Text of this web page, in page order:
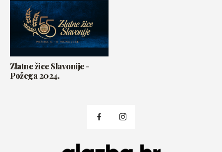
Zlatne žice Slavonije -
Požega 2024.